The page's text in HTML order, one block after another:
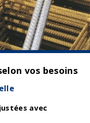
vos besoins
avec